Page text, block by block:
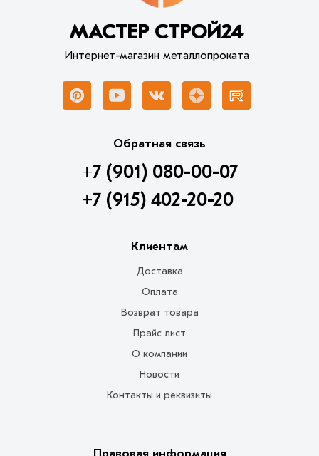
МАСТЕР СТРОЙ24
Интернет-магазин металлопроката
Обратная связь
+7 (901) 080-00-07
+7 (915) 402-20-20
Клиентам
Доставка
Оплата
Возврат товара
Прайс лист
О компании
Новости
Контакты и реквизиты